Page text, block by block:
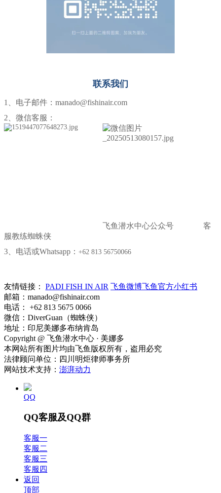
联系我们
1、电子邮件：manado@fishinair.com
2、微信客服：
飞鱼潜水中心公众号 客
服教练蜘蛛侠
3、电话或Whatsapp： +62 813 56750066
友情链接： PADI FISH IN AIR 飞鱼微博飞鱼官方小红书
邮箱：manado@fishinair.com
电话： +62 813 5675 0066
微信：DiverGuan（蜘蛛侠）
地址：印尼美娜多布纳肯岛
Copyright @ 飞鱼潜水中心 · 美娜多
本网站所有图片均由飞鱼版权所有，盗用必究
法律顾问单位：四川明炬律师事务所
网站技术支持： 澎湃动力
QQ
QQ客服及QQ群
客服一
客服二
客服三
客服四
返回
顶部